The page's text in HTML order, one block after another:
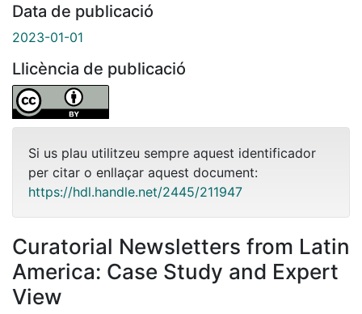
Data de publicació
2023-01-01
Llicència de publicació
Si us plau utilitzeu sempre aquest identificador
per citar o enllaçar aquest document:
https://hdl.handle.net/2445/211947
Curatorial Newsletters from Latin
America: Case Study and Expert
View